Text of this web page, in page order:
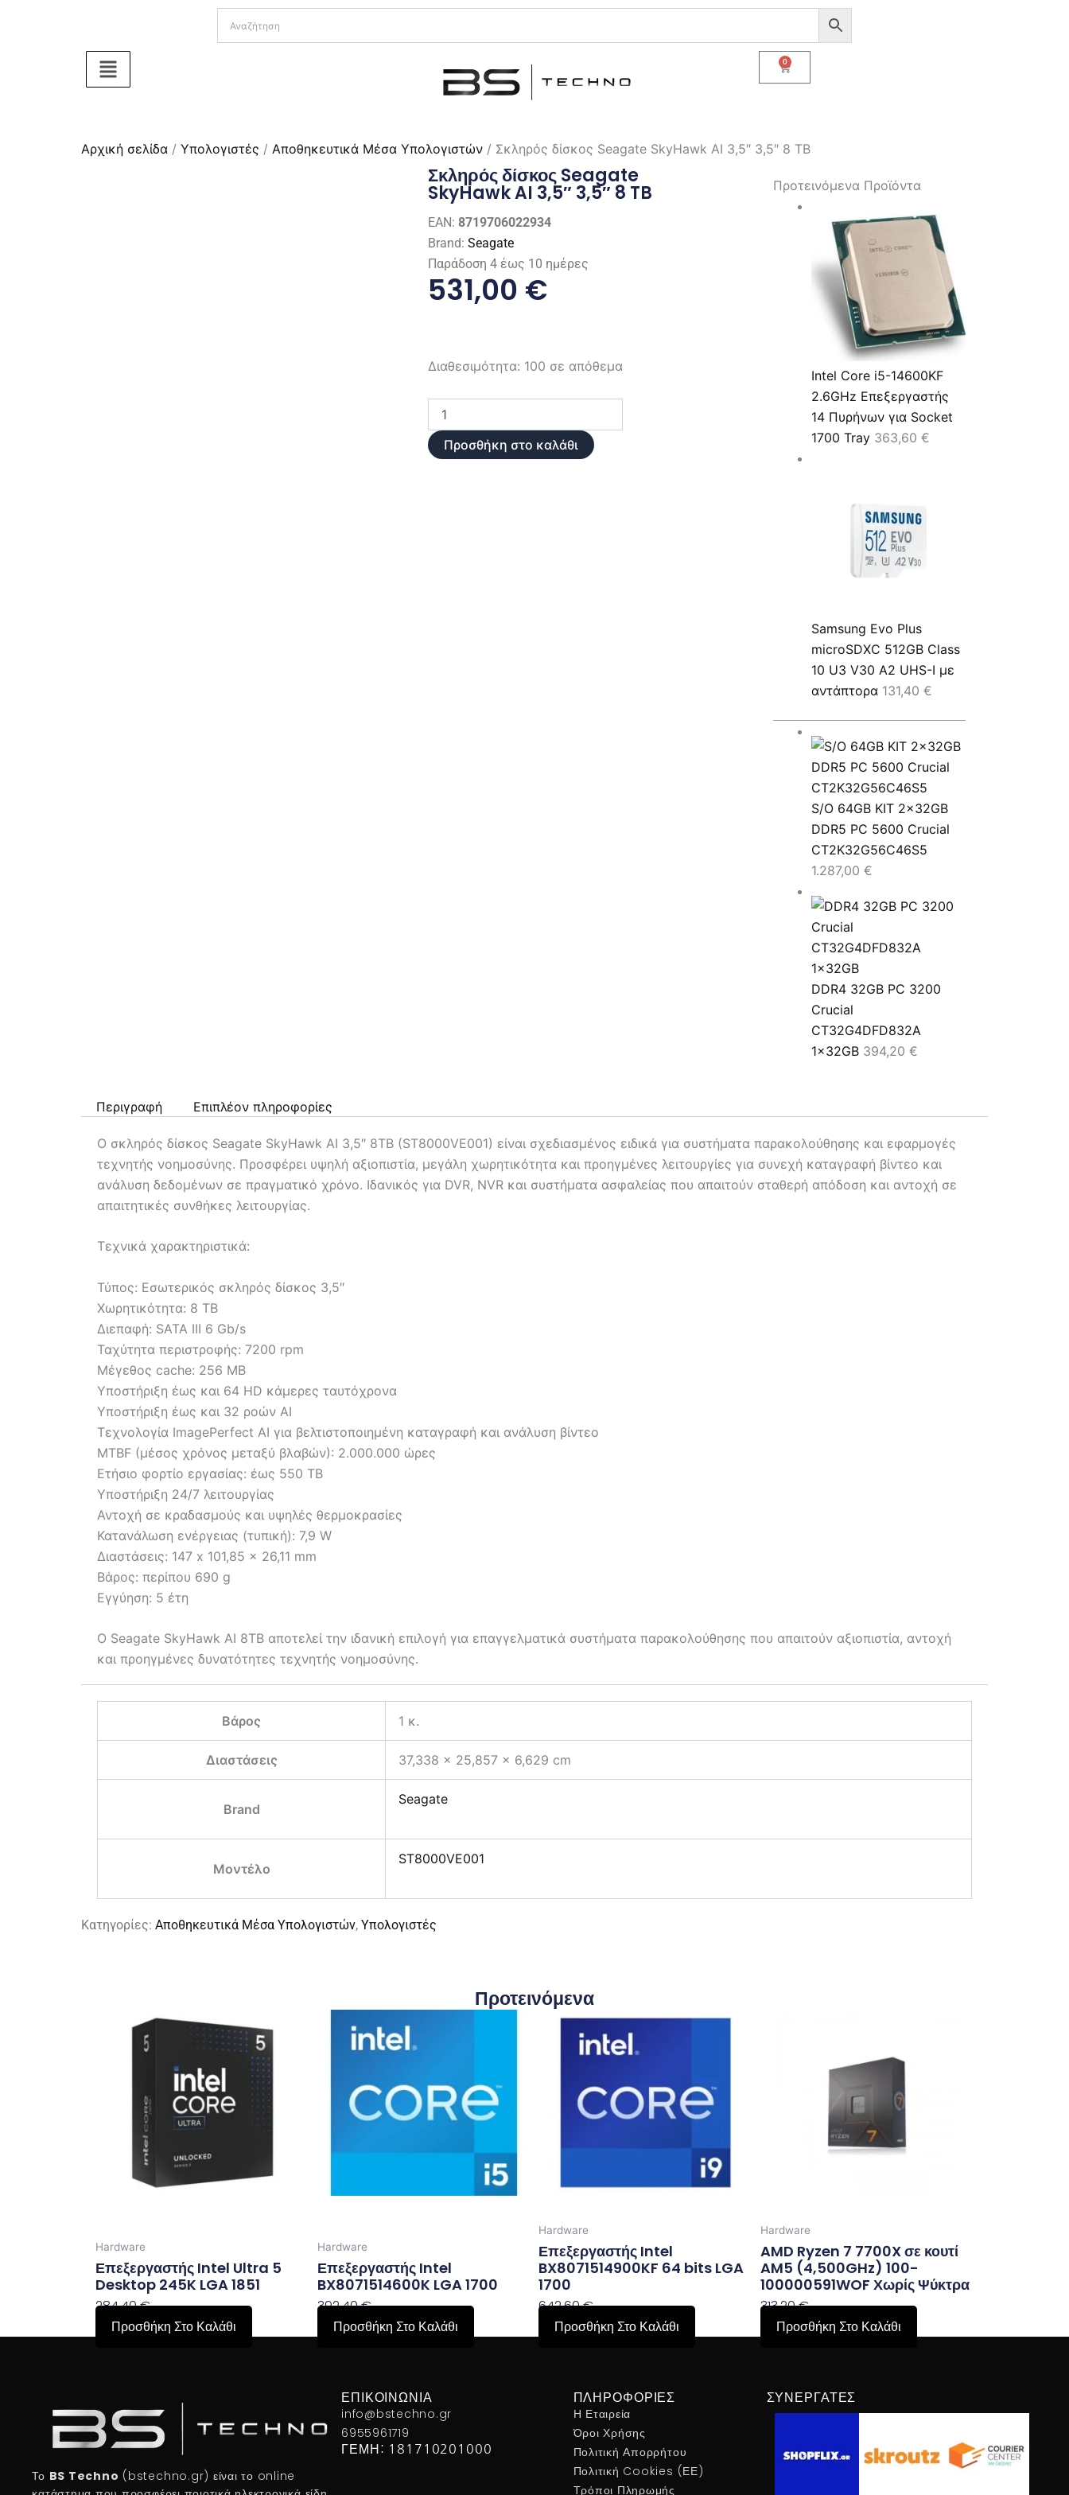
0
Cart
Αρχική σελίδα / Υπολογιστές / Αποθηκευτικά Μέσα Υπολογιστών / Σκληρός δίσκος Seagate SkyHawk AI 3,5″ 3,5″ 8 TB
Σκληρός δίσκος Seagate
SkyHawk AI 3,5″ 3,5″ 8 TB
EAN: 8719706022934
Brand: Seagate
Παράδοση 4 έως 10 ημέρες
531,00 €
Διαθεσιμότητα: 100 σε απόθεμα
Σκληρός
SkyHawk
3,5"
3,5"
Προσθήκη στο καλάθι
Προτεινόμενα Προϊόντα
Intel Core i5-14600KF
2.6GHz Επεξεργαστής
14 Πυρήνων για Socket
1700 Tray 363,60 €
Samsung Evo Plus
microSDXC 512GB Class
10 U3 V30 A2 UHS-I με
αντάπτορα 131,40 €
S/O 64GB KIT 2x32GB
DDR5 PC 5600 Crucial
CT2K32G56C46S5
1.287,00 €
DDR4 32GB PC 3200
Crucial
CT32G4DFD832A
1x32GB 394,20 €
Περιγραφή Επιπλέον πληροφορίες
Ο σκληρός δίσκος Seagate SkyHawk AI 3,5″ 8TB (ST8000VE001) είναι σχεδιασμένος ειδικά για συστήματα παρακολούθησης και εφαρμογές
τεχνητής νοημοσύνης. Προσφέρει υψηλή αξιοπιστία, μεγάλη χωρητικότητα και προηγμένες λειτουργίες για συνεχή καταγραφή βίντεο και
ανάλυση δεδομένων σε πραγματικό χρόνο. Ιδανικός για DVR, NVR και συστήματα ασφαλείας που απαιτούν σταθερή απόδοση και αντοχή σε
απαιτητικές συνθήκες λειτουργίας.
Τεχνικά χαρακτηριστικά:
Τύπος: Εσωτερικός σκληρός δίσκος 3,5″
Χωρητικότητα: 8 TB
Διεπαφή: SATA III 6 Gb/s
Ταχύτητα περιστροφής: 7200 rpm
Μέγεθος cache: 256 MB
Υποστήριξη έως και 64 HD κάμερες ταυτόχρονα
Υποστήριξη έως και 32 ροών AI
Τεχνολογία ImagePerfect AI για βελτιστοποιημένη καταγραφή και ανάλυση βίντεο
MTBF (μέσος χρόνος μεταξύ βλαβών): 2.000.000 ώρες
Ετήσιο φορτίο εργασίας: έως 550 TB
Υποστήριξη 24/7 λειτουργίας
Αντοχή σε κραδασμούς και υψηλές θερμοκρασίες
Κατανάλωση ενέργειας (τυπική): 7,9 W
Διαστάσεις: 147 x 101,85 x 26,11 mm
Βάρος: περίπου 690 g
Εγγύηση: 5 έτη
Ο Seagate SkyHawk AI 8TB αποτελεί την ιδανική επιλογή για επαγγελματικά συστήματα παρακολούθησης που απαιτούν αξιοπιστία, αντοχή
και προηγμένες δυνατότητες τεχνητής νοημοσύνης.
Βάρος 1 κ.
Διαστάσεις 37,338 × 25,857 × 6,629 cm
Brand
Seagate
Μοντέλο
ST8000VE001
Κατηγορίες: Αποθηκευτικά Μέσα Υπολογιστών, Υπολογιστές
Προτεινόμενα
Hardware
Επεξεργαστής Intel Ultra 5
Desktop 245K LGA 1851
284,40€
Προσθήκη Στο Καλάθι
Hardware
Επεξεργαστής Intel
BX8071514600K LGA 1700
392,40€
Προσθήκη Στο Καλάθι
Hardware
Επεξεργαστής Intel
BX8071514900KF 64 bits LGA
1700
642,60€
Προσθήκη Στο Καλάθι
Hardware
AMD Ryzen 7 7700X σε κουτί
AM5 (4,500GHz) 100-
100000591WOF Χωρίς Ψύκτρα
313,20€
Προσθήκη Στο Καλάθι
Το BS Techno (bstechno.gr) είναι το online
ΕΠΙΚΟΙΝΩΝΊΑ
info@bstechno.gr
6955961719
ΓΕΜΗ: 181710201000
ΠΛΗΡΟΦΟΡΊΕΣ
Η Εταιρεία
Όροι Χρήσης
Πολιτική Απορρήτου
Πολιτική Cookies (ΕΕ)
Τρόποι Πληρωμής
ΣΥΝΕΡΓΆΤΕΣ